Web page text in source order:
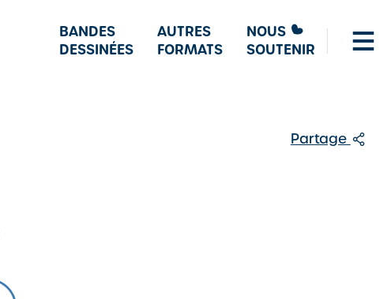
BANDES
DESSINÉES
AUTRES
FORMATS
NOUS
SOUTENIR
Partage